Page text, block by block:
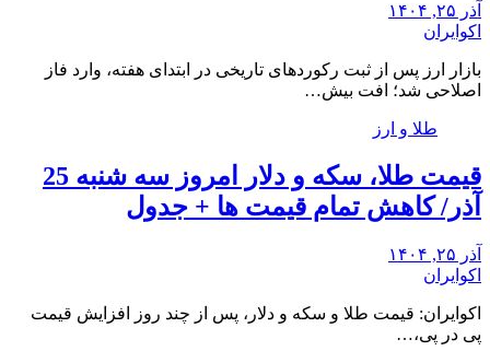
آذر ۲۵, ۱۴۰۴
اکوایران
بازار ارز پس از ثبت رکوردهای تاریخی در ابتدای هفته، وارد فاز
اصلاحی شد؛ افت بیش…
طلا و ارز
قیمت طلا، سکه و دلار امروز سه شنبه 25
آذر/ کاهش تمام قیمت ها + جدول
آذر ۲۵, ۱۴۰۴
اکوایران
اکوایران: قیمت طلا و سکه و دلار، پس از چند روز افزایش قیمت
پی در پی،…